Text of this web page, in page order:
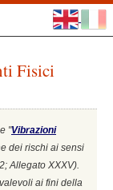
Fisici
"Vibrazioni
dei rischi ai sensi
Allegato XXXV).
ai fini della